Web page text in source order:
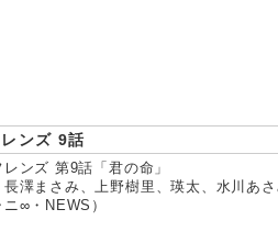
ンズ 9話
ンズ 第9話「君の命」
長澤まさみ、上野樹里、瑛太、水川あ
∞・NEWS）